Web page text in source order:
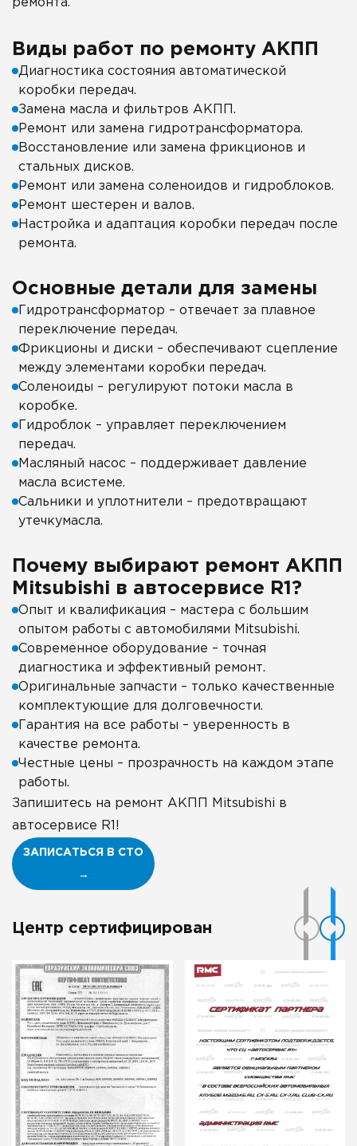
ремонта.
Виды работ по ремонту АКПП
Диагностика состояния автоматической
коробки передач.
Замена масла и фильтров АКПП.
Ремонт или замена гидротрансформатора.
Восстановление или замена фрикционов и
стальных дисков.
Ремонт или замена соленоидов и гидроблоков.
Ремонт шестерен и валов.
Настройка и адаптация коробки передач после
ремонта.
Основные детали для замены
Гидротрансформатор – отвечает за плавное
переключение передач.
Фрикционы и диски – обеспечивают сцепление
между элементами коробки передач.
Соленоиды – регулируют потоки масла в
коробке.
Гидроблок – управляет переключением
передач.
Масляный насос – поддерживает давление
масла всистеме.
Сальники и уплотнители – предотвращают
утечкумасла.
Почему выбирают ремонт АКПП
Mitsubishi в автосервисе R1?
Опыт и квалификация – мастера с большим
опытом работы с автомобилями Mitsubishi.
Современное оборудование – точная
диагностика и эффективный ремонт.
Оригинальные запчасти – только качественные
комплектующие для долговечности.
Гарантия на все работы – уверенность в
качестве ремонта.
Честные цены – прозрачность на каждом этапе
работы.
Запишитесь на ремонт АКПП Mitsubishi в
автосервисе R1!
ЗАПИСАТЬСЯ В СТО
→
Центр сертифицирован